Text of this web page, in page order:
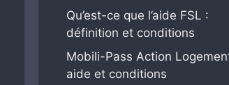
Qu’est-ce que l’aide FSL :
définition et conditions
Mobili-Pass Action
aide et conditions